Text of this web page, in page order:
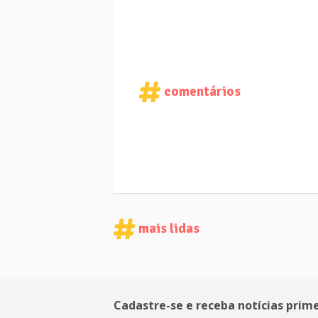
comentários
mais lidas
Cadastre-se e receba notícias